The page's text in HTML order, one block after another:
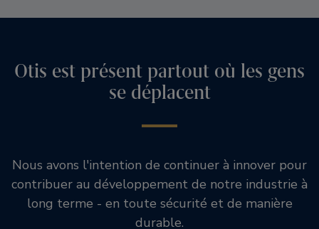
Otis est présent partout où les gens
se déplacent
Nous avons l'intention de continuer à innover pour
contribuer au développement de notre industrie à
long terme - en toute sécurité et de manière
durable.